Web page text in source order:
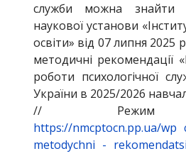
служби можна знайти
наукової установи
освіти» від 07 липня
методичні рекомендації
роботи психологічної
України в 2025/2026
// Режим
https://nmcptocn.pp.ua/wp
metodychni -